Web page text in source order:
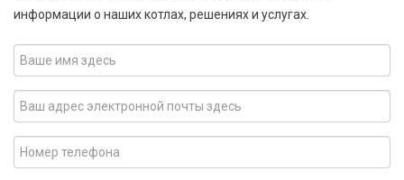
информации о наших котлах, решениях и услугах.